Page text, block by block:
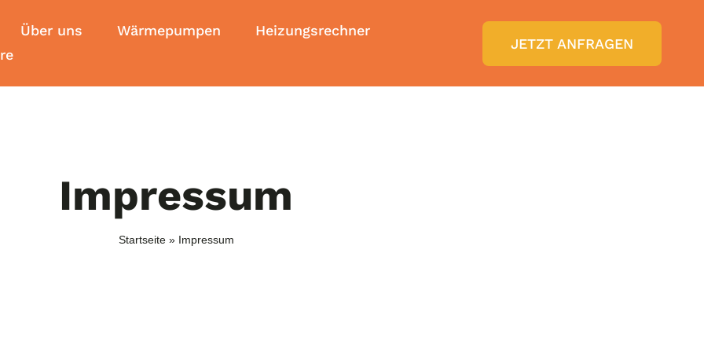
Über uns Wärmepumpen
Heizungsrechner
JETZT ANFRAGEN
Impressum
Startseite» Impressum